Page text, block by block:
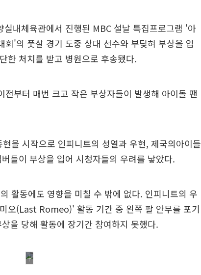
내체육관에서 진행된 MBC 설날 특집프로그램 '아
'의 풋살 경기 도중 상대 선수와 부딪혀 부상을 입
한 처치를 받고 병원으로 후송됐다.
전부터 매번 크고 작은 부상자들이 발생해 아이돌 팬
을 시작으로 인피니트의 성열과 우현, 제국의아이들
들이 부상을 입어 시청자들의 우려를 낳았다.
활동에도 영향을 미칠 수 밖에 없다. 인피니트의 우
오(Last Romeo)' 활동 기간 중 왼쪽 팔 안무를 포기
을 당해 활동에 장기간 참여하지 못했다.